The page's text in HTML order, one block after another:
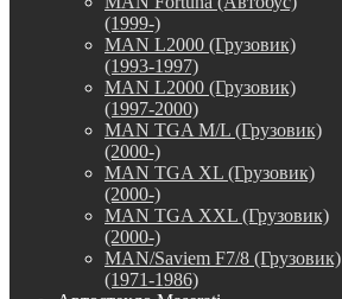
(1999-)
MAN L2000 (Грузовик)
(1993-1997)
MAN L2000 (Грузовик)
(1997-2000)
MAN TGA M/L (Грузовик)
(2000-)
MAN TGA XL (Грузовик)
(2000-)
MAN TGA XXL (Грузовик)
(2000-)
MAN/Saviem F7/8 (Грузовик)
(1971-1986)